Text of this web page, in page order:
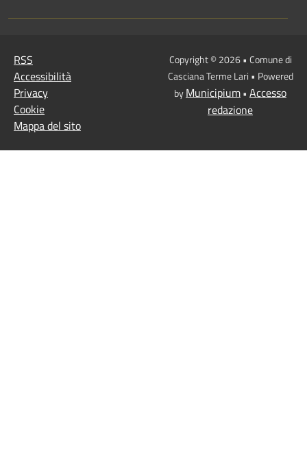
RSS
Accessibilità
Privacy
Cookie
Mappa del sito
Copyright © 2026 • Comune di
Casciana Terme Lari • Powered
byMunicipium• Accesso
redazione